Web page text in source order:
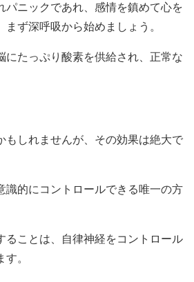
パニックであれ、感情を鎮めて心を
ず深呼吸から始めましょう。
にたっぷり酸素を供給され、正常な
もしれませんが、その効果は絶大で
識的にコントロールできる唯一の方
ることは、自律神経をコントロール
。